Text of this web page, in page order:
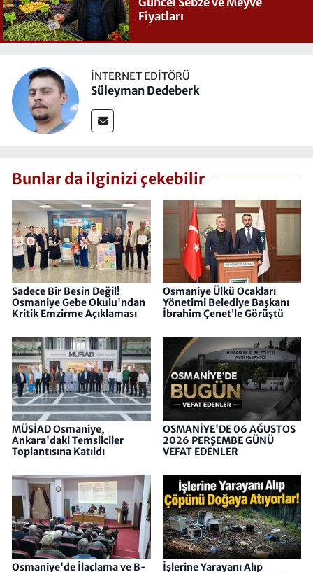
Fiyatları
İNTERNET EDITÖRÜ
Süleyman Dedeberk
Bunlar da ilginizi çekebilir
Sadece Bir Besin Değil!
Osmaniye Gebe Okulu'ndan
Kritik Emzirme Açıklaması
Osmaniye Ülkü Ocakları
Yönetimi Belediye Başkanı
İbrahim Çenet’le Görüştü
MÜSİAD Osmaniye,
Ankara'daki Temsilciler
Toplantısına Katıldı
OSMANİYE'DE 06 AĞUSTOS
2026 PERŞEMBE GÜNÜ
VEFAT EDENLER
Osmaniye'de İlaçlama ve B-
İşlerine Yarayanı Alıp